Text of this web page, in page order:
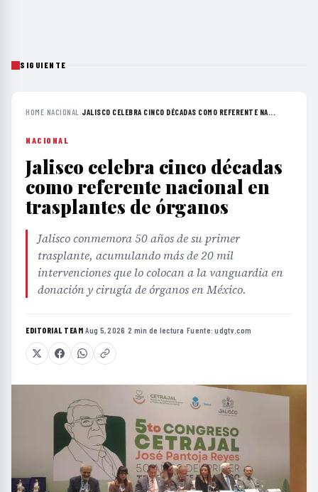
SIGUIENTE
HOME›NACIONAL ›JALISCO CELEBRA CINCO DÉCADAS COMO REFERENTE NA...
NACIONAL
Jalisco celebra cinco décadas
como referente nacional en
trasplantes de órganos
Jalisco conmemora 50 años de su primer
trasplante, acumulando más de 20 mil
intervenciones que lo colocan a la vanguardia en
donación y cirugía de órganos en México.
EDITORIAL TEAM·Aug 5, 2026 ·2 min de lectura ·Fuente:udgtv.com